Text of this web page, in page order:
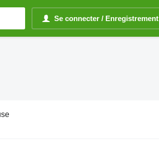
Se connecter / Enregistrement